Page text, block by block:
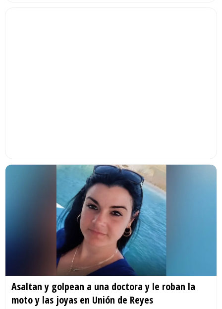
Asaltan y golpean a una doctora y le roban la
moto y las joyas en Unión de Reyes